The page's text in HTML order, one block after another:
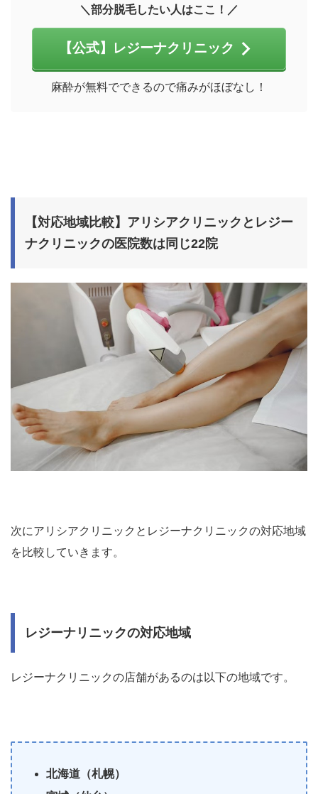
＼部分脱毛したい人はここ！／
【公式】レジーナクリニック
麻酔が無料でできるので痛みがほぼなし！
【対応地域比較】アリシアクリニックとレジー
ナクリニックの医院数は同じ22院
次にアリシアクリニックとレジーナクリニックの対応地域
を比較していきます。
レジーナリニックの対応地域
レジーナクリニックの店舗があるのは以下の地域です。
北海道（札幌）